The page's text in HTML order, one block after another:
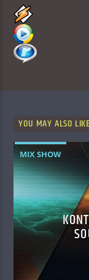
YOU MAY ALSO LIKE
MIX SHOW